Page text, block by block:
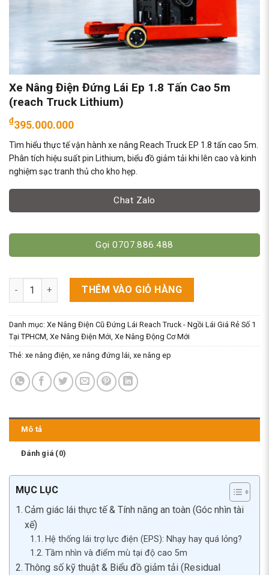
Xe Nâng Điện Đứng Lái Ep 1.8 Tấn Cao 5m
(reach Truck Lithium)
₫395.000.000
Tìm hiểu thực tế vận hành xe nâng Reach Truck EP 1.8 tấn cao 5m.
Phân tích hiệu suất pin Lithium, biểu đồ giảm tải khi lên cao và kinh
nghiệm sạc tranh thủ cho kho hẹp.
Chat Zalo
Gọi 0707.886.488
Xe Nâng Điện Đứng Lái Ep 1.8 Tấn Cao 5m (reach Truck
THÊM VÀO GIỎ HÀNG
Danh mục: Xe Nâng Điện Cũ Đứng Lái Reach Truck - Ngồi Lái Giá Rẻ Số 1
Tại TPHCM Xe Nâng Điện Mới Xe Nâng Động Cơ Mới
Thẻ: xe nâng điện xe nâng đứng lái xe nâng ep
Mô tả
Đánh giá (0)
MỤC LỤC
Cảm giác lái thực tế & Tính năng an toàn (Góc nhìn tài
xế)
Hệ thống lái trợ lực điện (EPS): Nhạy hay quá lỏng?
Tầm nhìn và điểm mù tại độ cao 5m
Thông số kỹ thuật & Biểu đồ giảm tải (Residual